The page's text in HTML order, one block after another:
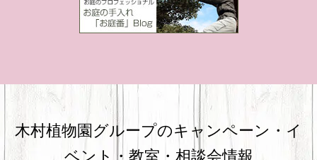
木村植物園グループのキャンペーン・ イ
ベント・教室・相談会情報